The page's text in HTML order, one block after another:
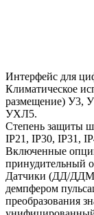
Интерфейс для
Климатическое
размещение)
УХЛ5.
Степень защиты
IP21, IP30, IP31,
Включенные
принудительный
Датчики (ДД/ДДМ)
демпфером
преобразования